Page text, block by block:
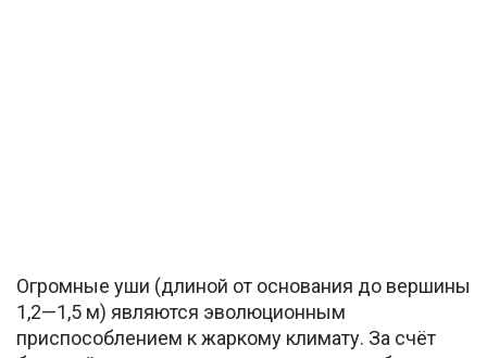
Огромные уши (длиной от основания до вершины
1,2—1,5 м) являются эволюционным
приспособлением к жаркому климату. За счёт